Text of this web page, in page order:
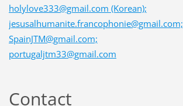
holylove333@gmail.com (Korean);
jesusalhumanite.francophonie@gmail.com;
SpainJTM@gmail.com;
portugaljtm33@gmail.com
Contact